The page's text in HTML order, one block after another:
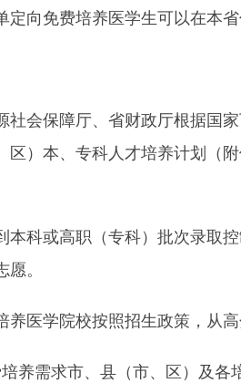
向免费培养医学生可以在本
保障厅、省财政厅根据国家
）本、专科人才培养计划（
科或高职（专科）批次录取
。
学院校按照招生政策，从高
需求市、县（市、区）及各